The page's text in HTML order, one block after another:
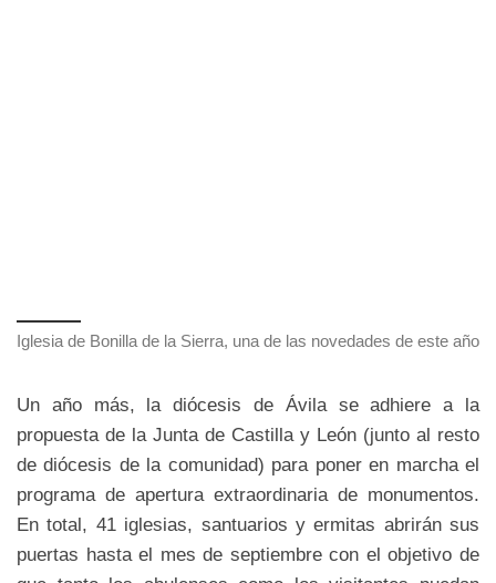
Iglesia de Bonilla de la Sierra, una de las novedades de este año
Un año más, la diócesis de Ávila se adhiere a la
propuesta de la Junta de Castilla y León (junto al resto
de diócesis de la comunidad) para poner en marcha el
programa de apertura extraordinaria de monumentos.
En total, 41 iglesias, santuarios y ermitas abrirán sus
puertas hasta el mes de septiembre con el objetivo de